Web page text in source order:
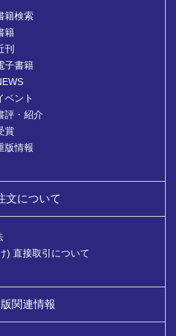
籍検索
籍
刊
子書籍
ベント
評・紹介
賞
版情報
文について
) 直接取引について
関連情報